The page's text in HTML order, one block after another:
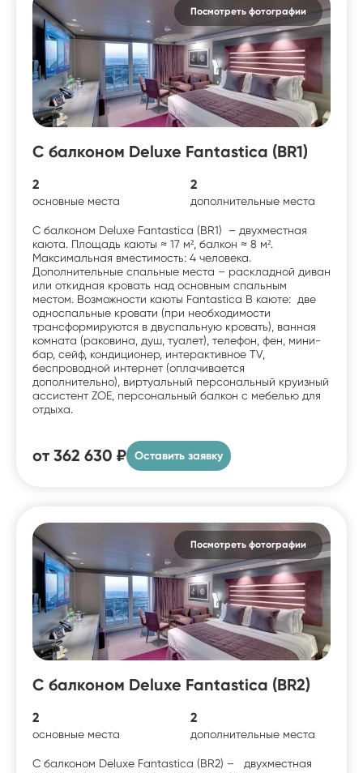
Посмотреть фотографии
С балконом Deluxe Fantastica (BR1)
2
основные места
2
дополнительные места
С балконом Deluxe Fantastica (BR1) – двухместная
каюта. Площадь каюты ≈ 17 м², балкон ≈ 8 м².
Максимальная вместимость: 4 человека.
Дополнительные спальные места – раскладной диван
или откидная кровать над основным спальным
местом. Возможности каюты Fantastica В каюте: две
односпальные кровати (при необходимости
трансформируются в двуспальную кровать), ванная
комната (раковина, душ, туалет), телефон, фен, мини-
бар, сейф, кондиционер, интерактивное TV,
беспроводной интернет (оплачивается
дополнительно), виртуальный персональный круизный
ассистент ZOE, персональный балкон с мебелью для
отдыха.
от 362 630 ₽ Оставить заявку
Посмотреть фотографии
С балконом Deluxe Fantastica (BR2)
2
основные места
2
дополнительные места
С балконом Deluxe Fantastica (BR2) – двухместная